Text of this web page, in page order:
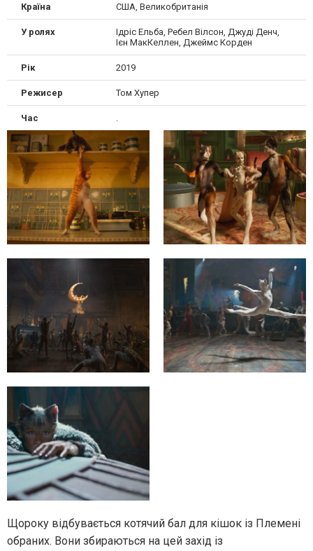
Країна США, Великобританія
У ролях
Ідріс Ельба, Ребел Вілсон, Джуді Денч,
Ієн МакКеллен, Джеймс Корден
Рік 2019
Режисер Том Хупер
Час
Щороку відбувається котячий бал для кішок із Племені
обраних. Вони збираються на цей захід із